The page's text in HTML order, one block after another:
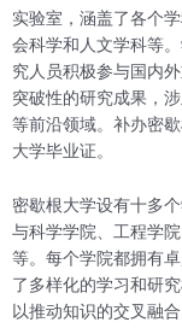
实验室，涵盖了各个
会科学和人文学科等
究人员积极参与国内
突破性的研究成果，
等前沿领域。补办密
大学毕业证。
密歇根大学设有十多
与科学学院、工程学
等。每个学院都拥有
了多样化的学习和研
以推动知识的交叉融合